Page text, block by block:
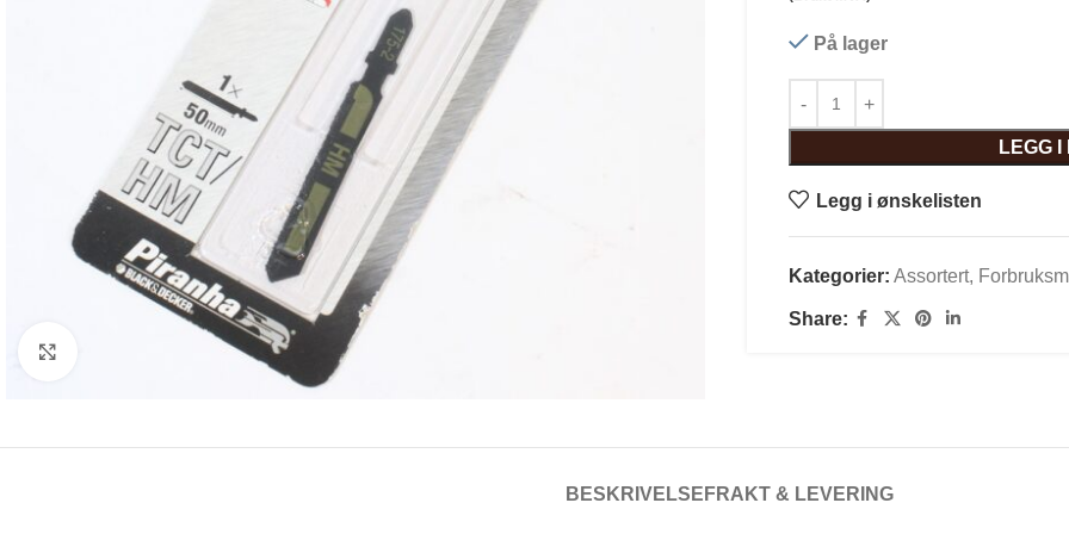
Klikk for større bilde
På lager
LEGG
Legg i ønskelisten
Kategorier: Assortert,
Share:
BESKRIVELSE FRAKT & LEVERING